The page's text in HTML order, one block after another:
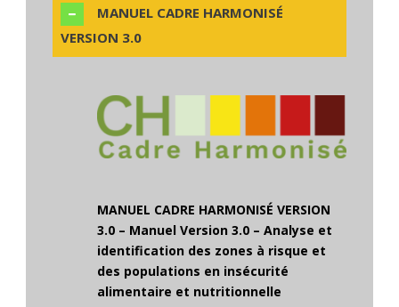
MANUEL CADRE HARMONISÉ
VERSION 3.0
MANUEL CADRE HARMONISÉ VERSION
3.0 – Manuel Version 3.0 – Analyse et
identification des zones à risque et
des populations en insécurité
alimentaire et nutritionnelle